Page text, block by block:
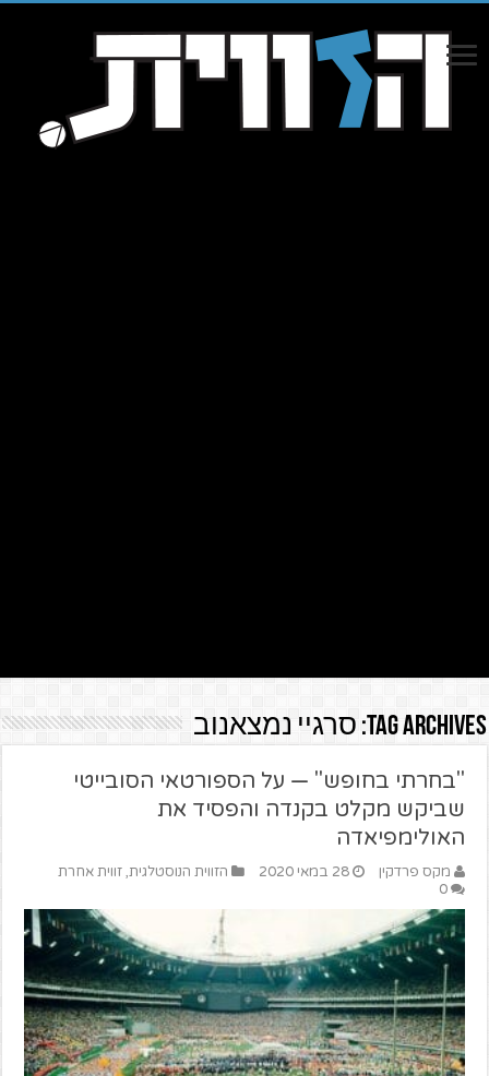
Tag Archives: סרגיי נמצאנוב
"בחרתי בחופש" — על הספורטאי הסובייטי
שביקש מקלט בקנדה והפסיד את
האולימפיאדה
מקס פרדקין 28 במאי 2020 הזווית הנוסטלגית,זווית אחרת
0